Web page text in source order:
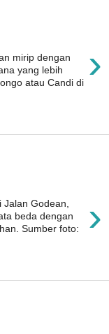
›
mirip dengan
yang lebih
atau Candi di
›
Godean,
beda dengan
Sumber foto: